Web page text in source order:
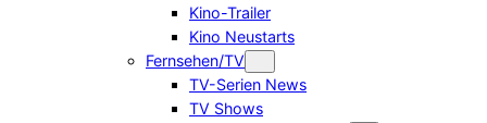
Kino-Trailer
Kino Neustarts
Fernsehen/TV
TV-Serien News
TV Shows